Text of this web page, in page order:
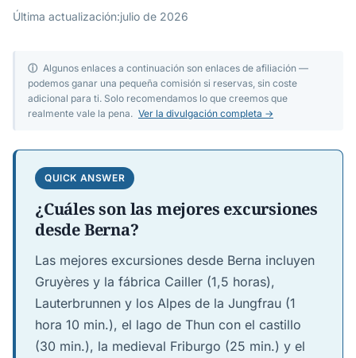
Última actualización:julio de 2026
ⓘ Algunos enlaces a continuación son enlaces de afiliación —
podemos ganar una pequeña comisión si reservas, sin coste
adicional para ti. Solo recomendamos lo que creemos que
realmente vale la pena. Ver la divulgación completa →
QUICK ANSWER
¿Cuáles son las mejores excursiones
desde Berna?
Las mejores excursiones desde Berna incluyen
Gruyères y la fábrica Cailler (1,5 horas),
Lauterbrunnen y los Alpes de la Jungfrau (1
hora 10 min.), el lago de Thun con el castillo
(30 min.), la medieval Friburgo (25 min.) y el